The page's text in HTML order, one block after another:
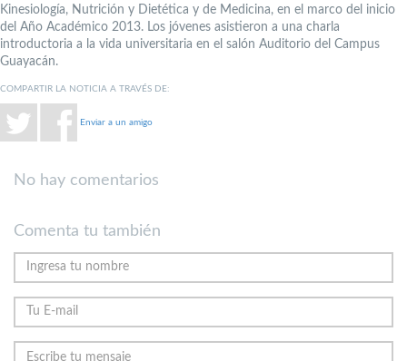
Kinesiología, Nutrición y Dietética y de Medicina, en el marco del inicio
del Año Académico 2013. Los jóvenes asistieron a una charla
introductoria a la vida universitaria en el salón Auditorio del Campus
Guayacán.
COMPARTIR LA NOTICIA A TRAVÉS DE:
Enviar a un amigo
No hay comentarios
Comenta tu también